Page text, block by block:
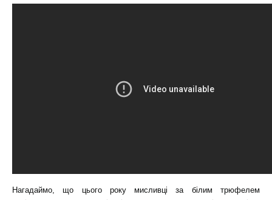
Нагадаймо, що цього року мисливці за білим трюфелем